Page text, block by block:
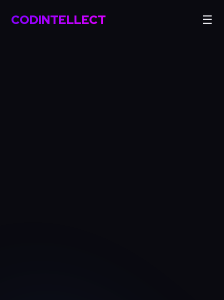
CODINTELLECT ☰